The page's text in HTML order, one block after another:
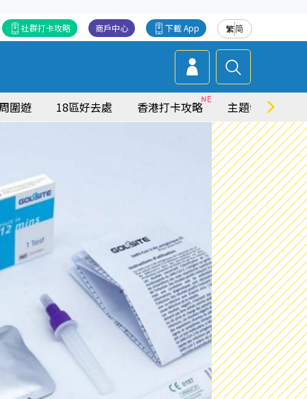
繁简
下載 App
商戶中心
社群打卡攻略
圍遊 18區好去處 香港打卡攻略 主題特集